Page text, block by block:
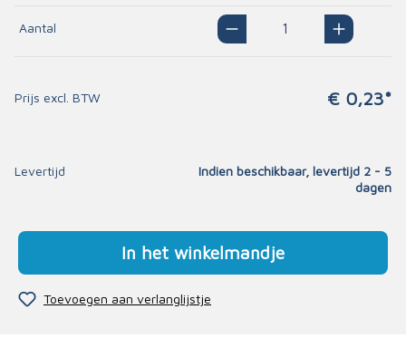
Aantal
Prijs excl. BTW € 0,23*
Levertijd
Indien beschikbaar, levertijd 2 - 5
dagen
In het winkelmandje
Toevoegen aan verlanglijstje